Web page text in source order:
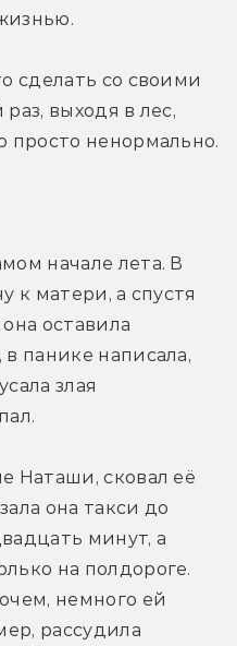
сделать со своими
выходя в лес,
просто ненормально.
начале лета. В
к матери, а спустя
оставила
панике написала,
злая
Наташи, сковал её
она такси до
минут, а
на полдороге.
немного ей
рассудила